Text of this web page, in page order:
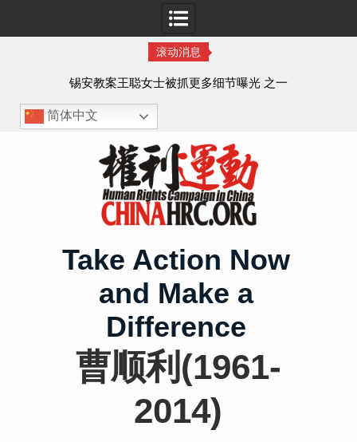
滚动消息
锡安教案王聪女士被抓更多细节曝光 之一
简体中文
Take Action Now
and Make a
Difference
曹顺利(1961-
2014)